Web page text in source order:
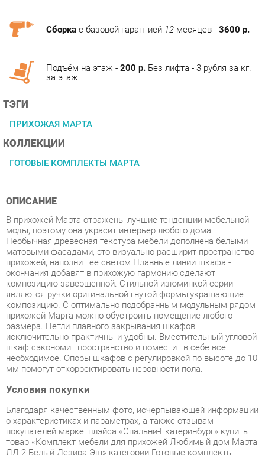
ТЭГИ
ОПИСАНИЕ
моды, поэтому она украсит интерьер любого дома.
Необычная древесная текстура мебели дополнена белыми
матовыми фасадами, это визуально расширит пространство
прихожей, наполнит ее светом Плавные линии шкафа -
окончания добавят в прихожую гармонию,сделают
композицию завершенной. Стильной изюминкой серии
являются ручки оригинальной гнутой формы,украшающие
композицию. С оптимально подобранным модульным рядом
прихожей Марта можно обустроить помещение любого
размера. Петли плавного закрывания шкафов
исключительно практичны и удобны. Вместительный угловой
шкаф сэкономит пространство и поместит в себе все
необходимое. Опоры шкафов с регулировкой по высоте до 10
мм помогут откорректировать неровности пола.
Условия покупки
Благодаря качественным фото, исчерпывающей информации
покупателей маркетплэйса «Спальни-Екатеринбург» купить
ЛД 2 Белый Дезира Эш» категории Готовые комплекты
производства Любимый дом с доставкой из Екатеринбурга
по цене со скидкой и гарантией от производителя не
составит труда.